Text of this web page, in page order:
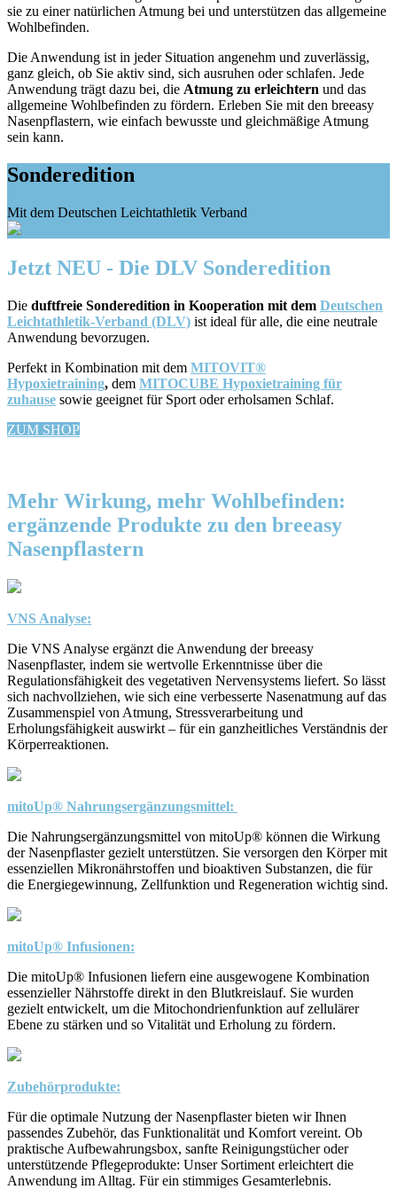
sie zu einer natürlichen Atmung bei und unterstützen das allgemeine
Wohlbefinden.
Die Anwendung ist in jeder Situation angenehm und zuverlässig,
ganz gleich, ob Sie aktiv sind, sich ausruhen oder schlafen. Jede
Anwendung trägt dazu bei, die Atmung zu erleichtern und das
allgemeine Wohlbefinden zu fördern. Erleben Sie mit den breeasy
Nasenpflastern, wie einfach bewusste und gleichmäßige Atmung
sein kann.
Sonderedition
Mit dem Deutschen Leichtathletik Verband
Jetzt NEU - Die DLV Sonderedition
Die duftfreie Sonderedition in Kooperation mit dem Deutschen
Leichtathletik-Verband (DLV) ist ideal für alle, die eine neutrale
Anwendung bevorzugen.
Perfekt in Kombination mit dem MITOVIT®
Hypoxietraining, dem MITOCUBE Hypoxietraining für
zuhause sowie geeignet für Sport oder erholsamen Schlaf.
ZUM SHOP
Mehr Wirkung, mehr Wohlbefinden:
ergänzende Produkte zu den breeasy
Nasenpflastern
VNS Analyse:
Die VNS Analyse ergänzt die Anwendung der breeasy
Nasenpflaster, indem sie wertvolle Erkenntnisse über die
Regulationsfähigkeit des vegetativen Nervensystems liefert. So lässt
sich nachvollziehen, wie sich eine verbesserte Nasenatmung auf das
Zusammenspiel von Atmung, Stressverarbeitung und
Erholungsfähigkeit auswirkt – für ein ganzheitliches Verständnis der
Körperreaktionen.
mitoUp® Nahrungsergänzungsmittel:
Die Nahrungsergänzungsmittel von mitoUp® können die Wirkung
der Nasenpflaster gezielt unterstützen. Sie versorgen den Körper mit
essenziellen Mikronährstoffen und bioaktiven Substanzen, die für
die Energiegewinnung, Zellfunktion und Regeneration wichtig sind.
mitoUp® Infusionen:
Die mitoUp® Infusionen liefern eine ausgewogene Kombination
essenzieller Nährstoffe direkt in den Blutkreislauf. Sie wurden
gezielt entwickelt, um die Mitochondrienfunktion auf zellulärer
Ebene zu stärken und so Vitalität und Erholung zu fördern.
Zubehörprodukte:
Für die optimale Nutzung der Nasenpflaster bieten wir Ihnen
passendes Zubehör, das Funktionalität und Komfort vereint. Ob
praktische Aufbewahrungsbox, sanfte Reinigungstücher oder
unterstützende Pflegeprodukte: Unser Sortiment erleichtert die
Anwendung im Alltag. Für ein stimmiges Gesamterlebnis.